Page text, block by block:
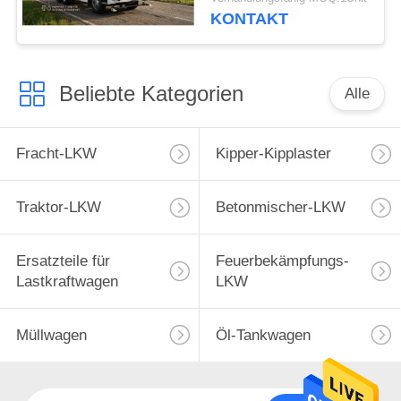
Leistung und Kapazität
KONTAKT
Beliebte Kategorien Alle
Fracht-LKW Kipper-Kipplaster
Traktor-LKW Betonmischer-LKW
Ersatzteile für
Lastkraftwagen
Feuerbekämpfungs-
LKW
Müllwagen Öl-Tankwagen